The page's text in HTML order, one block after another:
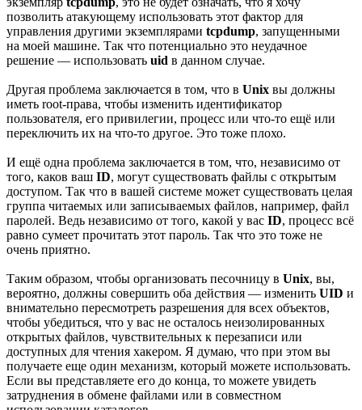
позволить атакующему использовать этот фактор для
управления другими экземплярами tcpdump, запущенными
на моей машине. Так что потенциально это неудачное
решение — использовать uid в данном случае.
Другая проблема заключается в том, что в Unix вы должны
иметь root-права, чтобы изменить идентификатор
пользователя, его привилегии, процесс или что-то ещё или
переключить их на что-то другое. Это тоже плохо.
И ещё одна проблема заключается в том, что, независимо от
того, каков ваш ID, могут существовать файлы с открытым
доступом. Так что в вашей системе может существовать целая
группа читаемых или записываемых файлов, например, файл
паролей. Ведь независимо от того, какой у вас ID, процесс всё
равно сумеет прочитать этот пароль. Так что это тоже не
очень приятно.
Таким образом, чтобы организовать песочницу в Unix, вы,
вероятно, должны совершить оба действия — изменить UID и
внимательно пересмотреть разрешения для всех объектов,
чтобы убедиться, что у вас не осталось неизолированных
открытых файлов, чувствительных к перезаписи или
доступных для чтения хакером. Я думаю, что при этом вы
получаете еще один механизм, который можете использовать.
Если вы представляете его до конца, то можете увидеть
затруднения в обмене файлами или в совместном